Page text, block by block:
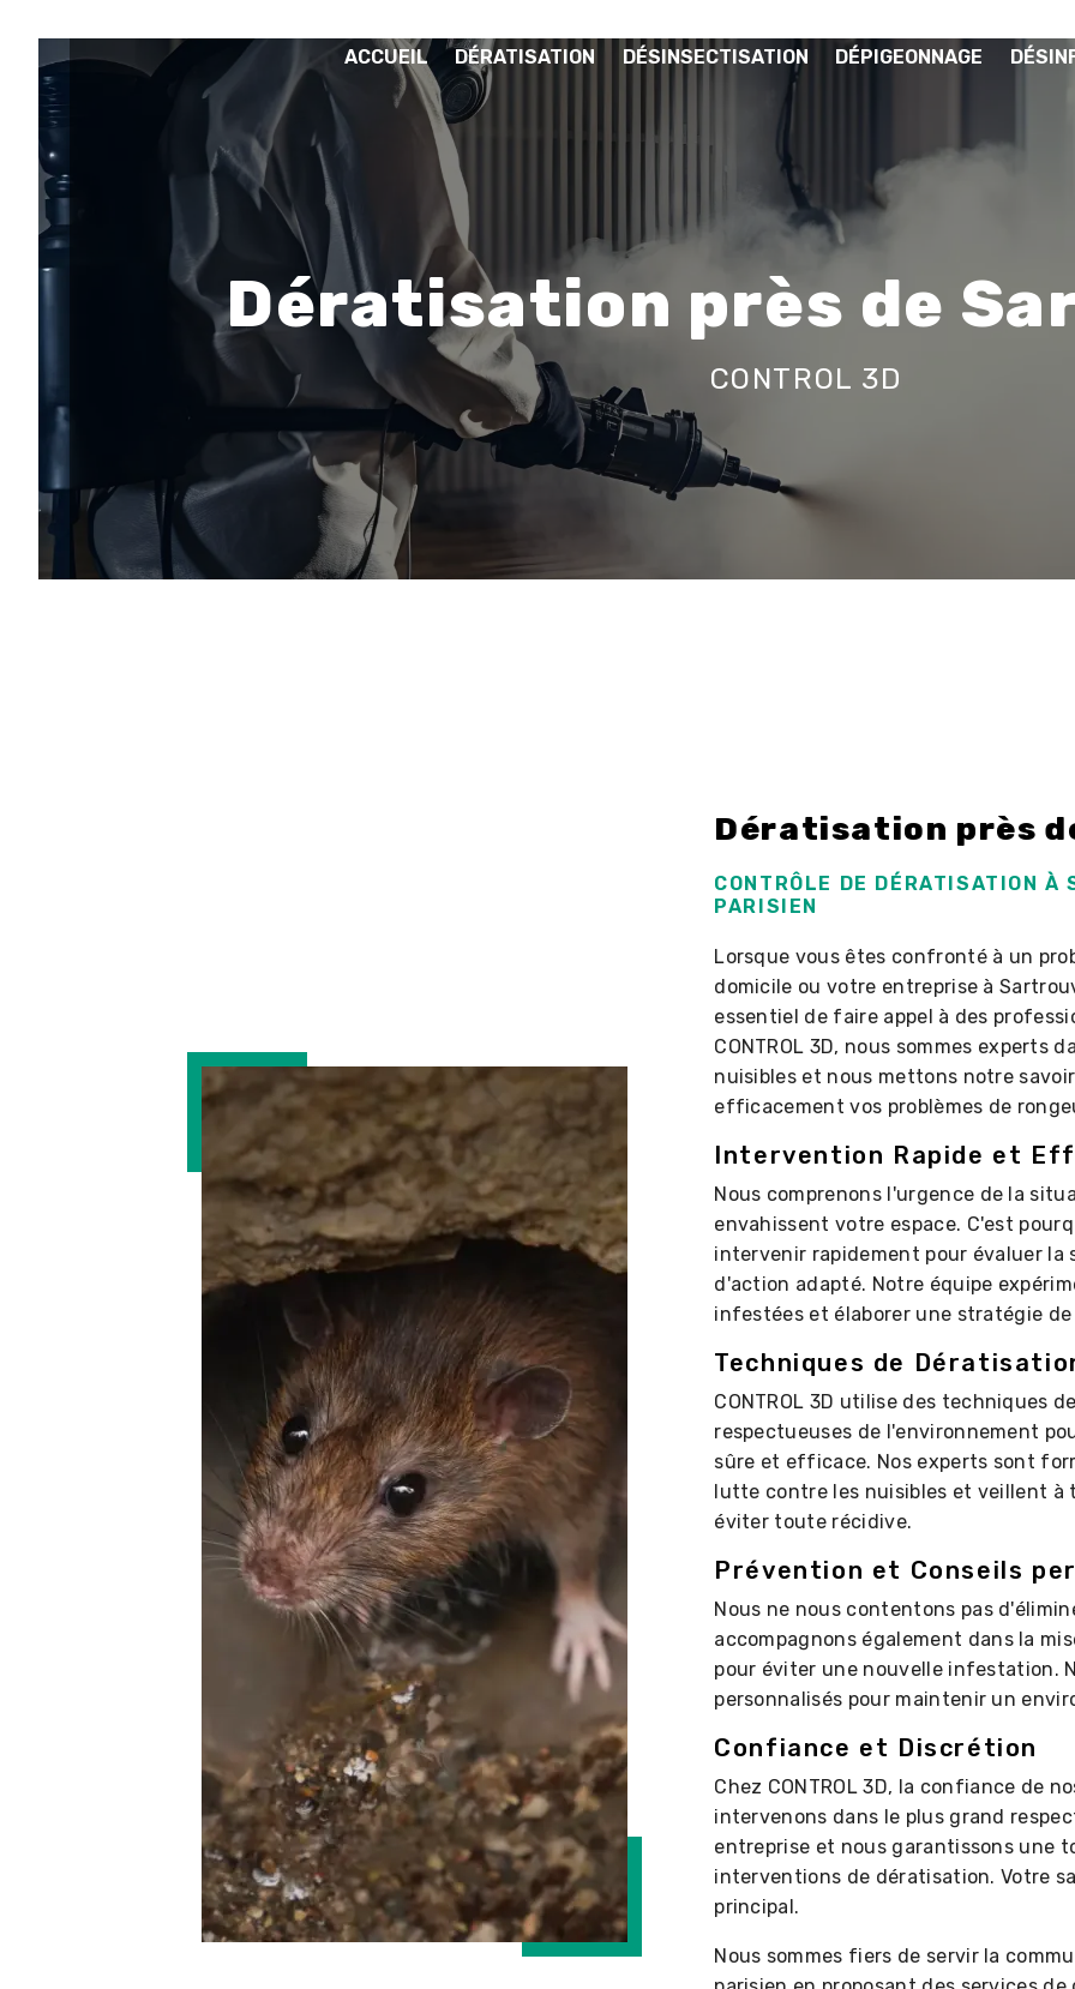
ACCUEIL DÉRATISATION DÉSINSECTISATION DÉPIGEONNAGE
Dératisation près de
CONTROL 3D
Dératisation près
CONTRÔLE DE DÉRATISATION
PARISIEN
Lorsque vous êtes confronté à un
domicile ou votre entreprise à
essentiel de faire appel à des
CONTROL 3D, nous sommes experts
nuisibles et nous mettons notre
efficacement vos problèmes de
Intervention Rapide et
Nous comprenons l'urgence de la
envahissent votre espace. C'est
intervenir rapidement pour évaluer
d'action adapté. Notre équipe
infestées et élaborer une stratégie
Techniques de
CONTROL 3D utilise des techniques
respectueuses de l'environnement
sûre et efficace. Nos experts sont
lutte contre les nuisibles et veillent à
éviter toute récidive.
Prévention et Conseils
Nous ne nous contentons pas
accompagnons également dans la
pour éviter une nouvelle infestation.
personnalisés pour maintenir un
Confiance et Discrétion
Chez CONTROL 3D, la confiance de
intervenons dans le plus grand
entreprise et nous garantissons une
interventions de dératisation. Votre
principal.
Nous sommes fiers de servir la